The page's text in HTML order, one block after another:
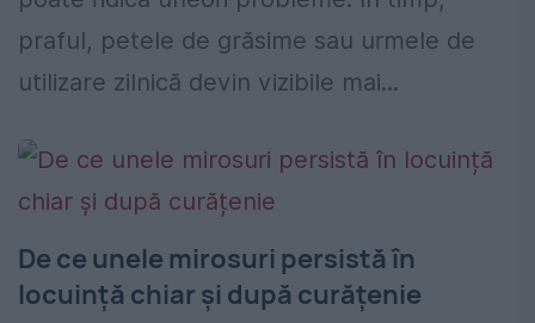
praful, petele de grăsime sau urmele de
utilizare zilnică devin vizibile mai...
De ce unele mirosuri persistă în
locuință chiar și după curățenie